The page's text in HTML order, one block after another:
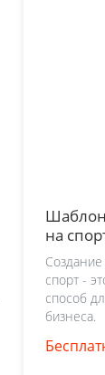
Шаблон
на
спорт -
способ
бизнеса.